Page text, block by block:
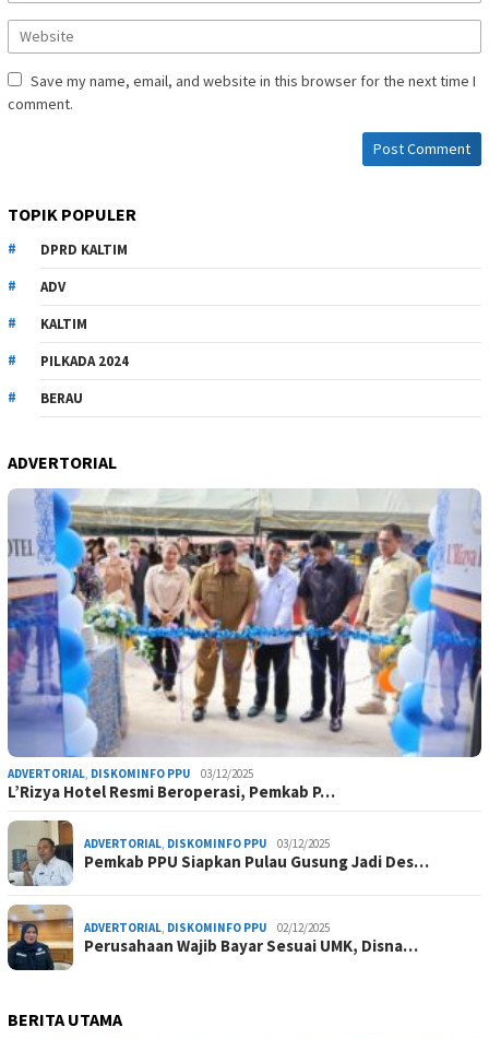
Save my name, email, and website in this browser for the next time I
comment.
TOPIK POPULER
DPRD KALTIM
ADV
KALTIM
PILKADA 2024
BERAU
ADVERTORIAL
ADVERTORIAL DISKOMINFO PPU 03/12/2025
L’Rizya Hotel Resmi Beroperasi, Pemkab P…
ADVERTORIAL DISKOMINFO PPU 03/12/2025
Pemkab PPU Siapkan Pulau Gusung Jadi Des…
ADVERTORIAL DISKOMINFO PPU 02/12/2025
Perusahaan Wajib Bayar Sesuai UMK, Disna…
BERITA UTAMA